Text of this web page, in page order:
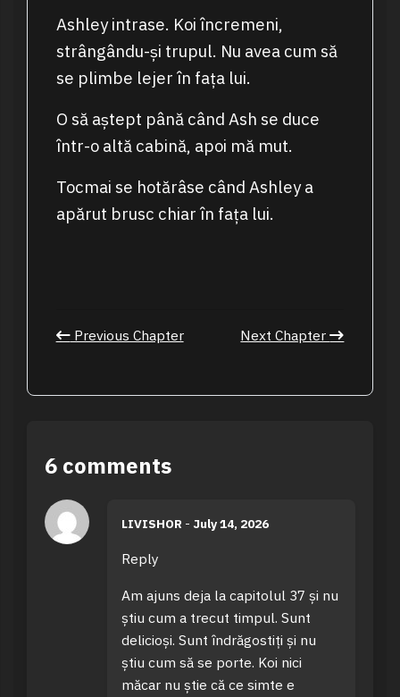
Ashley intrase. Koi încremeni,
strângându-și trupul. Nu avea cum să
se plimbe lejer în fața lui.
O să aștept până când Ash se duce
într-o altă cabină, apoi mă mut.
Tocmai se hotărâse când Ashley a
apărut brusc chiar în fața lui.
Previous Chapter Next Chapter
6 comments
LIVISHOR - July 14, 2026
Reply
Am ajuns deja la capitolul 37 și nu
știu cum a trecut timpul. Sunt
delicioși. Sunt îndrăgostiți și nu
știu cum să se porte. Koi nici
măcar nu știe că ce simte e